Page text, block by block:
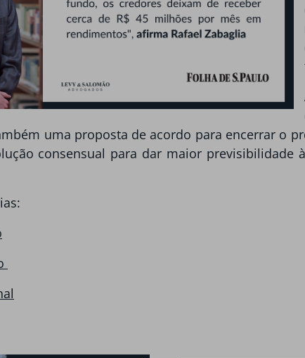
uma proposta de acordo para encerrar o
consensual para dar maior